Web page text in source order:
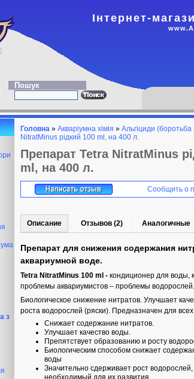
Інтернет-
Пошук
з
Головна » Акваріумна хімія » Альгіциди
NitratMinus рідкий 100 ml, на 400 л.
Препарат Tetra NitratMinus
ml, на 400 л.
Сообщить о
Описание Отзывов (2) Аналогичные
Препарат для снижения содержания
аквариумной воде.
Tetra NitratMinus 100 ml - кондиционер для воды,
проблемы аквариумистов – проблемы водорослей.
Биологическое снижение нитратов. Улучшает
роста водорослей (ряски). Предназначен для
Снижает содержание нитратов.
Улучшает качество воды.
Препятствует образованию и росту
Биологическим способом снижает
воды
Значительно сдерживает рост
необходимый для их развития